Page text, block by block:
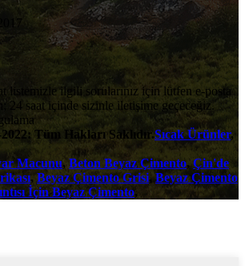
listemizle ilgili sorularınız için lütfen e-posta
24 saat içinde sizinle iletişime geçeceğiz.
Tüm Hakları Saklıdır.Sıcak Ürünler,
Macunu,Beton Beyaz Çimento,Çin'de
,Beyaz Çimento Grisi,Beyaz Çimento
İçin Beyaz Çimento,